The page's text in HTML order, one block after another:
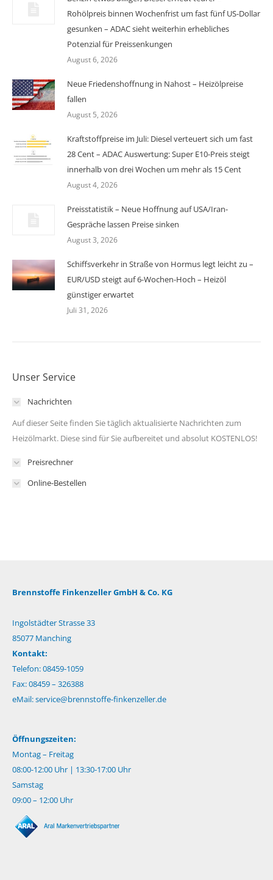
Rohölpreis binnen Wochenfrist um fast fünf US-Dollar
gesunken – ADAC sieht weiterhin erhebliches
Potenzial für Preissenkungen
August 6, 2026
Neue Friedenshoffnung in Nahost – Heizölpreise
fallen
August 5, 2026
Kraftstoffpreise im Juli: Diesel verteuert sich um fast
28 Cent – ADAC Auswertung: Super E10-Preis steigt
innerhalb von drei Wochen um mehr als 15 Cent
August 4, 2026
Preisstatistik – Neue Hoffnung auf USA/Iran-
Gespräche lassen Preise sinken
August 3, 2026
Schiffsverkehr in Straße von Hormus legt leicht zu –
EUR/USD steigt auf 6-Wochen-Hoch – Heizöl
günstiger erwartet
Juli 31, 2026
Unser Service
Nachrichten
Auf dieser Seite finden Sie täglich aktualisierte Nachrichten zum
Heizölmarkt. Diese sind für Sie aufbereitet und absolut KOSTENLOS!
Preisrechner
Online-Bestellen
Brennstoffe Finkenzeller GmbH & Co. KG
Ingolstädter Strasse 33
85077 Manching
Kontakt:
Telefon: 08459-1059
Fax: 08459 – 326388
eMail:service@brennstoffe-finkenzeller.de
Öffnungszeiten:
Montag – Freitag
08:00-12:00 Uhr | 13:30-17:00 Uhr
Samstag
09:00 – 12:00 Uhr